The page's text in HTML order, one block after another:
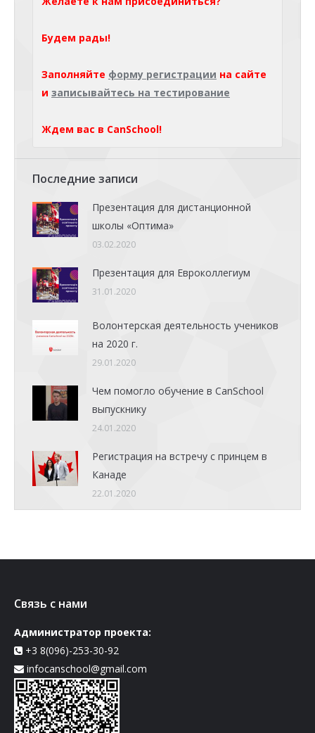
Будем рады!
Заполняйте форму регистрации на сайте
и записывайтесь на тестирование
Ждем вас в CanSchool!
Последние записи
Презентация для дистанционной
школы «Оптима»
03.02.2020
Презентация для Евроколлегиум
31.01.2020
Волонтерская деятельность учеников
на 2020 г.
29.01.2020
Чем помогло обучение в CanSchool
выпускнику
24.01.2020
Регистрация на встречу с принцем в
Канаде
22.01.2020
Связь с нами
Администратор проекта:
+3 8(096)-253-30-92
infocanschool@gmail.com